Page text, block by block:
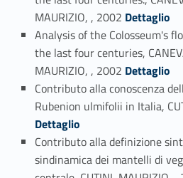
MAURIZIO, , 2002 Link identifier #identifier_person_95235-73
Dettaglio
Analysis of the Colosseum's
the last four centuries,
MAURIZIO, , 2002 Link identifier #identifier_person_164244-74
Dettaglio
Contributo alla conoscenza
Rubenion ulmifolii in Italia,
Dettaglio
Contributo alla definizione
sindinamica dei mantelli di